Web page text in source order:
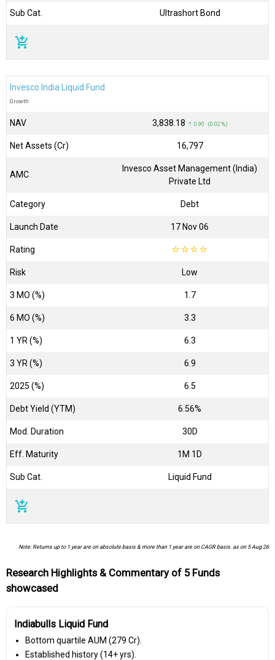
Sub Cat. Ultrashort Bond
add_shopping_cart
Invesco India Liquid Fund
Growth
NAV ₹3,838.18 ↑ 0.90 (0.02 %)
Net Assets (Cr) ₹16,797
AMC
Invesco Asset Management (India)
Private Ltd
Category Debt
Launch Date 17 Nov 06
Rating ☆☆☆☆
Risk Low
3 MO (%) 1.7
6 MO (%) 3.3
1 YR (%) 6.3
3 YR (%) 6.9
2025 (%) 6.5
Debt Yield (YTM) 6.56%
Mod. Duration 30D
Eff. Maturity 1M 1D
Sub Cat. Liquid Fund
add_shopping_cart
Note: Returns up to 1 year are on absolute basis & more than 1 year are on CAGR basis. as on 5 Aug 26
Research Highlights & Commentary of 5 Funds
showcased
Indiabulls Liquid Fund
Bottom quartile AUM (₹279 Cr).
Established history (14+ yrs).